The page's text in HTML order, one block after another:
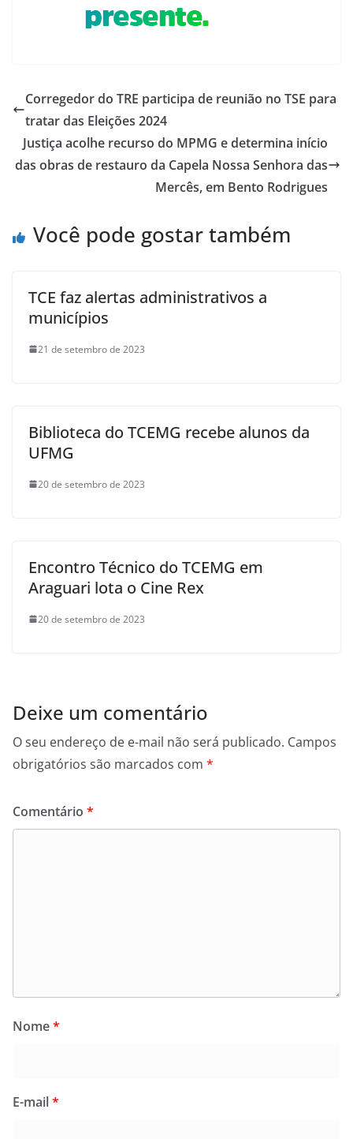
Corregedor do TRE participa de reunião no TSE para
tratar das Eleições 2024
Justiça acolhe recurso do MPMG e determina início
das obras de restauro da Capela Nossa Senhora das
Mercês, em Bento Rodrigues
Você pode gostar também
TCE faz alertas administrativos a
municípios
21 de setembro de 2023
Biblioteca do TCEMG recebe alunos da
UFMG
20 de setembro de 2023
Encontro Técnico do TCEMG em
Araguari lota o Cine Rex
20 de setembro de 2023
Deixe um comentário
O seu endereço de e-mail não será publicado. Campos
obrigatórios são marcados com *
Comentário *
Nome*
E-mail*